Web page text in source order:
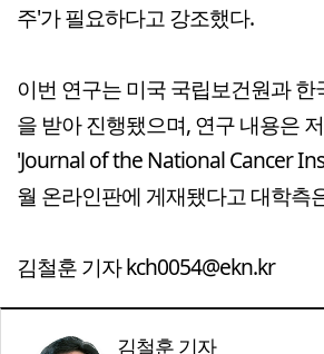
주'가 필요하다고 강조했다.
이번 연구는 미국 국립보건원과 한
을 받아 진행됐으며, 연구 내용은
'Journal of the National Cancer
월 온라인판에 게재됐다고 대학측
김철훈 기자 kch0054@ekn.kr
김철훈 기자